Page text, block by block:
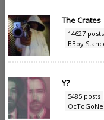
The Crates
14627 posts
BBoy
Y?
5485 posts